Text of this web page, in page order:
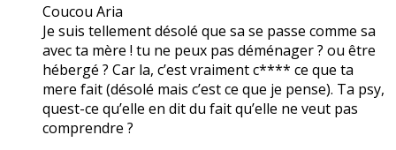
Coucou Aria
Je suis tellement désolé que sa se passe comme sa
avec ta mère ! tu ne peux pas déménager ? ou être
hébergé ? Car la, c’est vraiment c**** ce que ta
mere fait (désolé mais c’est ce que je pense). Ta psy,
quest-ce qu’elle en dit du fait qu’elle ne veut pas
comprendre ?